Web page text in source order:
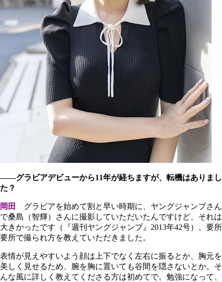
――グラビアデビューから11年が経ちますが、転機はありまし
た？
岡田
グラビアを始めて割と早い時期に、ヤングジャンプさん
で桑島（智輝）さんに撮影していただいたんですけど、それは
大きかったです（『週刊ヤングジャンプ』2013年42号）。要所
要所で撮られ方を教えていただきました。
表情が見えやすいよう顔は上下でなく左右に振るとか、胸元を
美しく見せるため、腕を胸に置いても谷間を隠さないとか。そ
んな風に詳しく教えてくださる方は初めてで。勉強になって、